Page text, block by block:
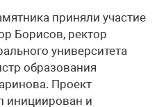
приняли участие
Борисов, ректор
университета
образования
Проект
инициирован и